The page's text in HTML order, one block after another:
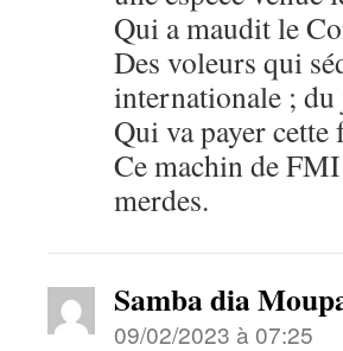
Qui a maudit le
Des voleurs qui
internationale ;
Qui va payer
Ce machin de
merdes.
Samba dia
09/02/2023 à 07:25